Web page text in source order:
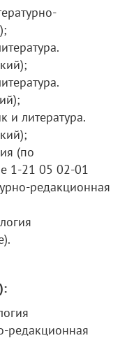
и литература.
(по
1-21 05 02-01
редакционная
редакционная